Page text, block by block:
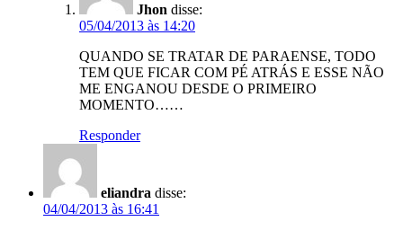
Jhon disse:
05/04/2013 às 14:20
QUANDO SE TRATAR DE PARAENSE, TODO
TEM QUE FICAR COM PÉ ATRÁS E ESSE NÃO
ME ENGANOU DESDE O PRIMEIRO
MOMENTO……
Responder
eliandra disse:
04/04/2013 às 16:41